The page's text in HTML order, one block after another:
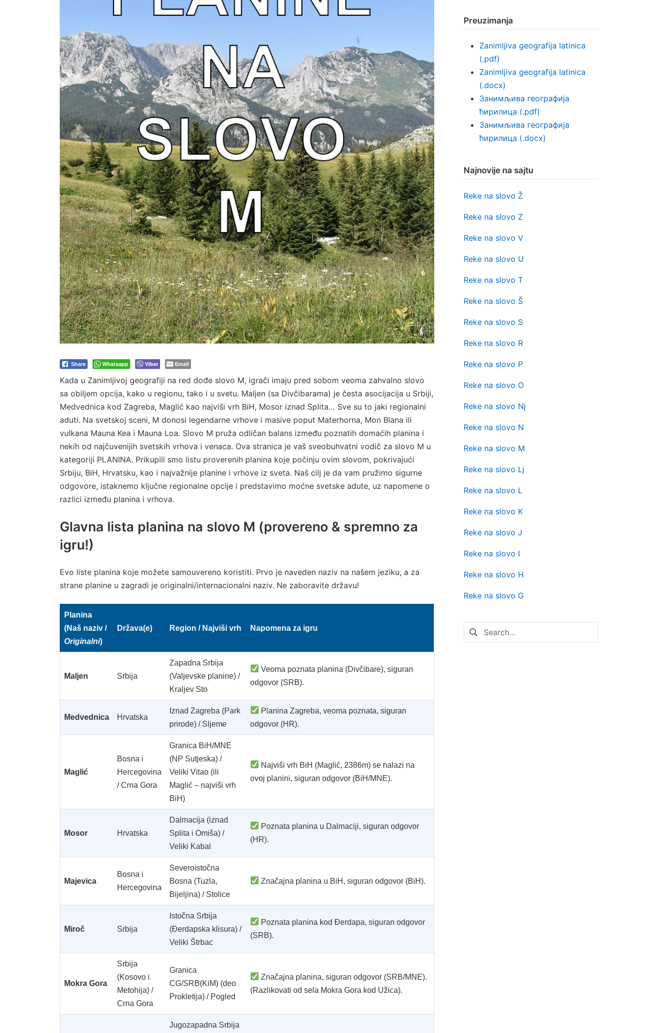
Share Whatsapp Viber Email
Kada u Zanimljivoj geografiji na red dođe slovo M, igrači imaju pred sobom veoma zahvalno slovo
sa obiljem opcija, kako u regionu, tako i u svetu. Maljen (sa Divčibarama) je česta asocijacija u Srbiji,
Medvednica kod Zagreba, Maglić kao najviši vrh BiH, Mosor iznad Splita… Sve su to jaki regionalni
aduti. Na svetskoj sceni, M donosi legendarne vrhove i masive poput Materhorna, Mon Blana ili
vulkana Mauna Kea i Mauna Loa. Slovo M pruža odličan balans između poznatih domaćih planina i
nekih od najčuvenijih svetskih vrhova i venaca. Ova stranica je vaš sveobuhvatni vodič za slovo M u
kategoriji PLANINA. Prikupili smo listu proverenih planina koje počinju ovim slovom, pokrivajući
Srbiju, BiH, Hrvatsku, kao i najvažnije planine i vrhove iz sveta. Naš cilj je da vam pružimo sigurne
odgovore, istaknemo ključne regionalne opcije i predstavimo moćne svetske adute, uz napomene o
razlici između planina i vrhova.
Glavna lista planina na slovo M (provereno & spremno za
igru!)
Evo liste planina koje možete samouvereno koristiti. Prvo je naveden naziv na našem jeziku, a za
strane planine u zagradi je originalni/internacionalni naziv. Ne zaboravite državu!
Planina
(Naš naziv /
Originalni)
Država(e) Region / Najviši vrh Napomena za igru
Maljen Srbija
Zapadna Srbija
(Valjevske planine) /
Kraljev Sto
Veoma poznata planina (Divčibare), siguran
odgovor (SRB).
Medvednica Hrvatska
Iznad Zagreba (Park
prirode) / Sljeme
Planina Zagreba, veoma poznata, siguran
odgovor (HR).
Maglić
Bosna i
Hercegovina
/ Crna Gora
Granica BiH/MNE
(NP Sutjeska) /
Veliki Vitao (ili
Maglić – najviši vrh
BiH)
Najviši vrh BiH (Maglić, 2386m) se nalazi na
ovoj planini, siguran odgovor (BiH/MNE).
Mosor Hrvatska
Dalmacija (iznad
Splita i Omiša) /
Veliki Kabal
Poznata planina u Dalmaciji, siguran odgovor
(HR).
Majevica
Bosna i
Hercegovina
Severoistočna
Bosna (Tuzla,
Bijeljina) / Stolice
Značajna planina u BiH, siguran odgovor (BiH).
Miroč Srbija
Istočna Srbija
(Đerdapska klisura) /
Veliki Štrbac
Poznata planina kod Đerdapa, siguran odgovor
(SRB).
Mokra Gora
Srbija
(Kosovo i
Metohija) /
Crna Gora
Granica
CG/SRB(KiM) (deo
Prokletija) / Pogled
Značajna planina, siguran odgovor (SRB/MNE).
(Razlikovati od sela Mokra Gora kod Užica).
Jugozapadna Srbija
Preuzimanja
Zanimljiva geografija latinica
(.pdf)
Zanimljiva geografija latinica
(.docx)
Занимљива географија
ћирилица (.pdf)
Занимљива географија
ћирилица (.docx)
Najnovije na sajtu
Reke na slovo Ž
Reke na slovo Z
Reke na slovo V
Reke na slovo U
Reke na slovo T
Reke na slovo Š
Reke na slovo S
Reke na slovo R
Reke na slovo P
Reke na slovo O
Reke na slovo Nj
Reke na slovo N
Reke na slovo M
Reke na slovo Lj
Reke na slovo L
Reke na slovo K
Reke na slovo J
Reke na slovo I
Reke na slovo H
Reke na slovo G
Pretraga
za: